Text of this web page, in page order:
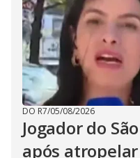
DO R7/05/08/2026
Jogador do
após